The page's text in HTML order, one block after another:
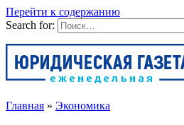
Перейти к содержанию
Search for:
Главная » Экономика